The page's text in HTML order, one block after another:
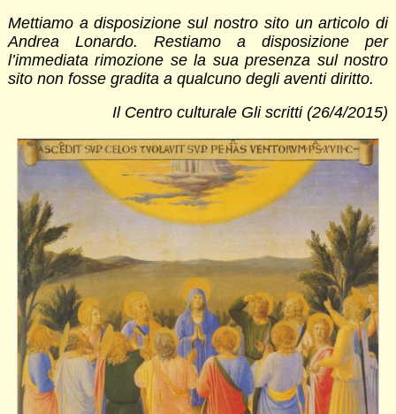
Mettiamo a disposizione sul nostro sito un articolo di
Andrea Lonardo. Restiamo a disposizione per
l’immediata rimozione se la sua presenza sul nostro
sito non fosse gradita a qualcuno degli aventi diritto.
Il Centro culturale Gli scritti (26/4/2015)